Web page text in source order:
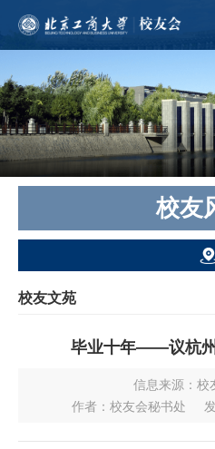
校友
校友文苑
毕业十年——议杭州
信息来源：校
作者：校友会秘书处